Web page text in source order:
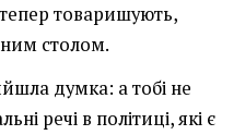
товаришують,
столом.
думка: а тобі не
речі в політиці, які є